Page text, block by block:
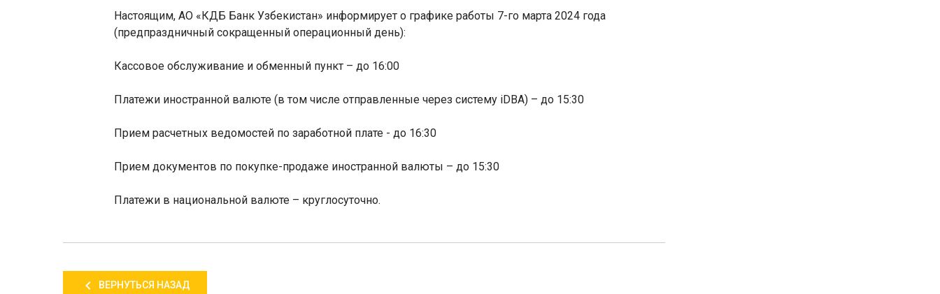
Настоящим, АО «КДБ Банк Узбекистан» информирует о графике работы 7-го марта 2024 года
(предпраздничный сокращенный операционный день):
Кассовое обслуживание и обменный пункт – до 16:00
Платежи иностранной валюте (в том числе отправленные через систему iDBA) – до 15:30
Прием расчетных ведомостей по заработной плате - до 16:30
Прием документов по покупке-продаже иностранной валюты – до 15:30
Платежи в национальной валюте – круглосуточно.
ВЕРНУТЬСЯ НАЗАД